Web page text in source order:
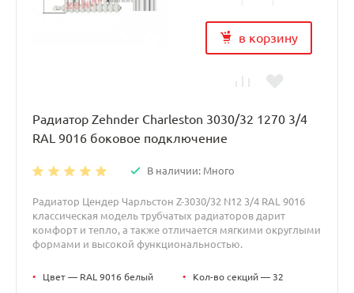
в корзину
Радиатор Zehnder Charleston 3030/32 1270 3/4
RAL 9016 боковое подключение
В наличии: Много
Радиатор Цендер Чарльстон Z-3030/32 N12 3/4 RAL 9016
классическая модель трубчатых радиаторов дарит
комфорт и тепло, а также отличается мягкими округлыми
формами и высокой функциональностью.
• Цвет — RAL 9016 белый • Кол-во секций — 32